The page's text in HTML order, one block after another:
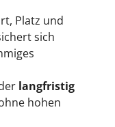
Platz und
sich
langfristig
hohen